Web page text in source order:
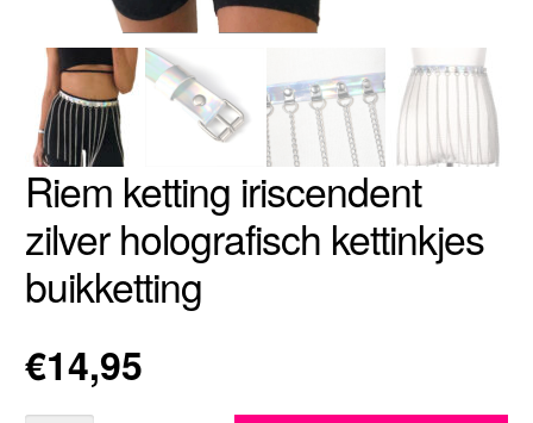
Riem ketting iriscendent
zilver holografisch kettinkjes
buikketting
€14,95